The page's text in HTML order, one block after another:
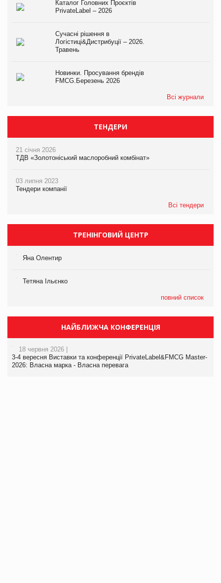
Каталог Головних Проєктів
PrivateLabel – 2026
Сучасні рішення в
Логістиці&Дистрибуції – 2026.
Травень
Новинки. Просування брендів
FMCG.Березень 2026
Всі журнали
ТЕНДЕРИ
21 січня 2026
ТДВ «Золотоніський маслоробний комбінат»
03 липня 2023
Тендери компанії
Всі тендери
ТРЕНІНГОВИЙ ЦЕНТР
Яна Олентир
Тетяна Ільєнко
повний список
НАЙБЛИЖЧА КОНФЕРЕНЦІЯ
18 червня 2026 |
3-4 вересня Виставки та конференції PrivateLabel&FMCG Master-
2026: Власна марка - Власна перевага